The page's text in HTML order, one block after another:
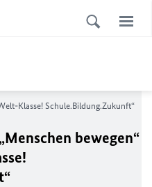
Klasse! Schule.Bildung.Zukunft“
bewegen“